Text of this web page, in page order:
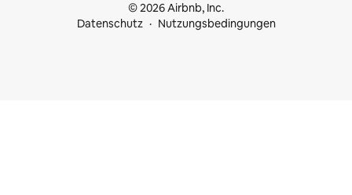
© 2026 Airbnb, Inc.
Datenschutz
Nutzungsbedingungen